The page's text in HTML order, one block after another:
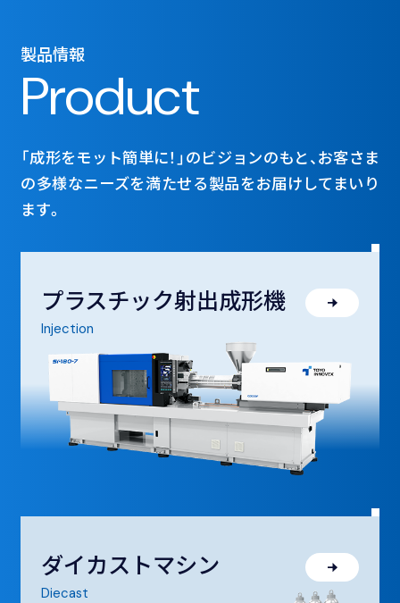
製品情報
Product
「成形をモット簡単に！」のビジョンのもと、お客さま
の多様なニーズを満たせる製品をお届けしてまいり
ます。
プラスチック射出成形機
Injection
ダイカストマシン
Diecast